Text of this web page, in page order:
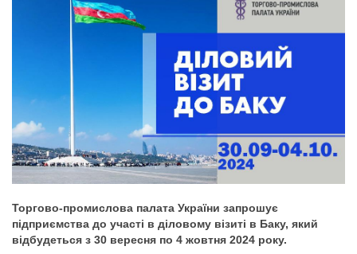
Торгово-промислова палата України запрошує
підприємства до участі в діловому візиті в Баку, який
відбудеться з 30 вересня по 4 жовтня 2024 року.